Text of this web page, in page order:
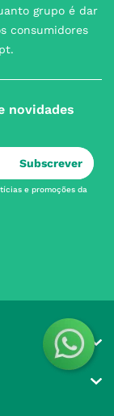
grupo é dar
consumidores
novidades
Subscrever
e promoções da